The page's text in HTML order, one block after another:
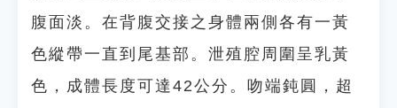
腹面淡。在背腹交接之身體兩側各有一黃
色縱帶一直到尾基部。泄殖腔周圍呈乳黃
色，成體長度可達42公分。吻端鈍圓，超